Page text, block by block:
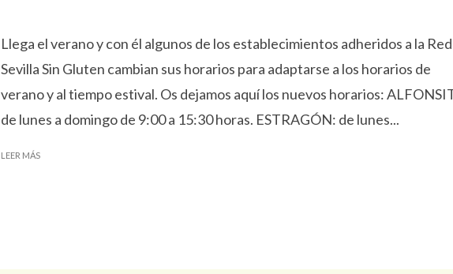
Llega el verano y con él algunos de los establecimientos adheridos a la Red
Sevilla Sin Gluten cambian sus horarios para adaptarse a los horarios de
verano y al tiempo estival. Os dejamos aquí los nuevos horarios:
de lunes a domingo de 9:00 a 15:30 horas. ESTRAGÓN: de lunes...
LEER MÁS